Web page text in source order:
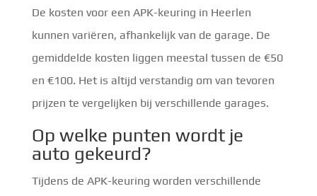
De kosten voor een APK-keuring in Heerlen
kunnen variëren, afhankelijk van de garage. De
gemiddelde kosten liggen meestal tussen de €50
en €100. Het is altijd verstandig om van tevoren
prijzen te vergelijken bij verschillende garages.
Op welke punten wordt je
auto gekeurd?
Tijdens de APK-keuring worden verschillende